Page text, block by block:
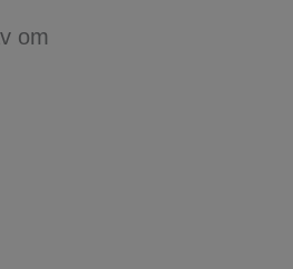
om